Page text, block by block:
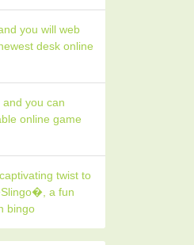
you will web
desk online
you can
online game
twist to
a fun
bingo